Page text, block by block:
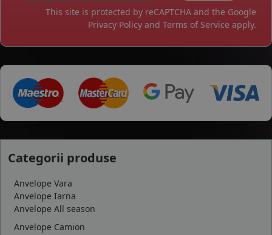
This site is protected by reCAPTCHA and the Google
Privacy Policy and Terms of Service apply.
Categorii produse
Anvelope Vara
Anvelope Iarna
Anvelope All season
Anvelope Camion